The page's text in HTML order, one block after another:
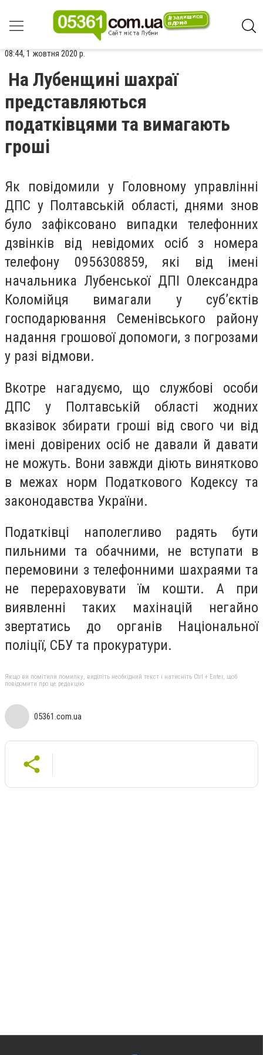
08:44, 1 жовтня 2020 р.
На Лубенщині шахраї
представляються
податківцями та вимагають
гроші
Як повідомили у Головному управлінні
ДПС у Полтавській області, днями знов
було зафіксовано випадки телефонних
дзвінків від невідомих осіб з номера
телефону 0956308859, які від імені
начальника Лубенської ДПІ Олександра
Коломійця вимагали у суб’єктів
господарювання Семенівського району
надання грошової допомоги, з погрозами
у разі відмови.
Вкотре нагадуємо, що службові особи
ДПС у Полтавській області жодних
вказівок збирати гроші від свого чи від
імені довірених осіб не давали й давати
не можуть. Вони завжди діють винятково
в межах норм Податкового Кодексу та
законодавства України.
Податківці наполегливо радять бути
пильними та обачними, не вступати в
перемовини з телефонними шахраями та
не перераховувати їм кошти. А при
виявленні таких махінацій негайно
звертатись до органів Національної
поліції, СБУ та прокуратури.
Якщо ви помітили помилку, виділіть необхідний текст і натисніть Ctrl + Enter, щоб
повідомити про це редакцію
05361.com.ua